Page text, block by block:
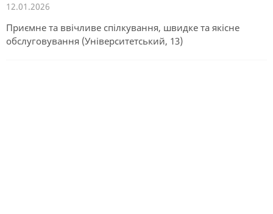
12.01.2026
Приємне та ввічливе спілкування, швидке та якісне
обслуговування (Університетський, 13)